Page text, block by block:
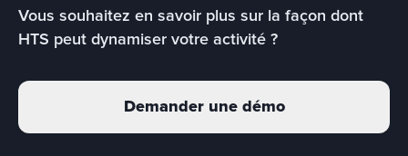
Vous souhaitez en savoir plus sur la façon dont
HTS peut dynamiser votre activité ?
Demander une démo